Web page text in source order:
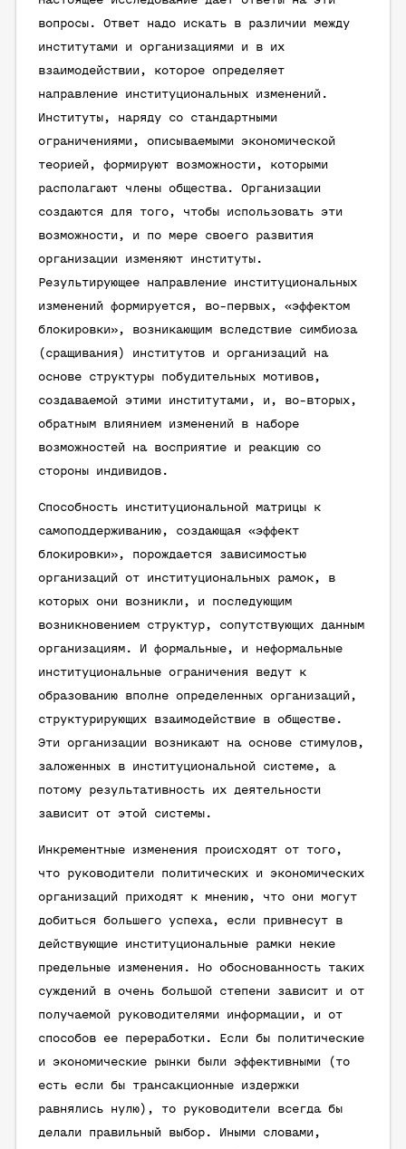
вопросы. Ответ надо искать в различии между
институтами и организациями и в их
взаимодействии, которое определяет
направление институциональных изменений.
Институты, наряду со стандартными
ограничениями, описываемыми экономической
теорией, формируют возможности, которыми
располагают члены общества. Организации
создаются для того, чтобы использовать эти
возможности, и по мере своего развития
организации изменяют институты.
Результирующее направление институциональных
изменений формируется, во-первых, «эффектом
блокировки», возникающим вследствие симбиоза
(сращивания) институтов и организаций на
основе структуры побудительных мотивов,
создаваемой этими институтами, и, во-вторых,
обратным влиянием изменений в наборе
возможностей на восприятие и реакцию со
стороны индивидов.
Способность институциональной матрицы к
самоподдерживанию, создающая «эффект
блокировки», порождается зависимостью
организаций от институциональных рамок, в
которых они возникли, и последующим
возникновением структур, сопутствующих данным
организациям. И формальные, и неформальные
институциональные ограничения ведут к
образованию вполне определенных организаций,
структурирующих взаимодействие в обществе.
Эти организации возникают на основе стимулов,
заложенных в институциональной системе, а
потому результативность их деятельности
зависит от этой системы.
Инкрементные изменения происходят от того,
что руководители политических и экономических
организаций приходят к мнению, что они могут
добиться большего успеха, если привнесут в
действующие институциональные рамки некие
предельные изменения. Но обоснованность таких
суждений в очень большой степени зависит и от
получаемой руководителями информации, и от
способов ее переработки. Если бы политические
и экономические рынки были эффективными (то
есть если бы трансакционные издержки
равнялись нулю), то руководители всегда бы
делали правильный выбор. Иными словами,